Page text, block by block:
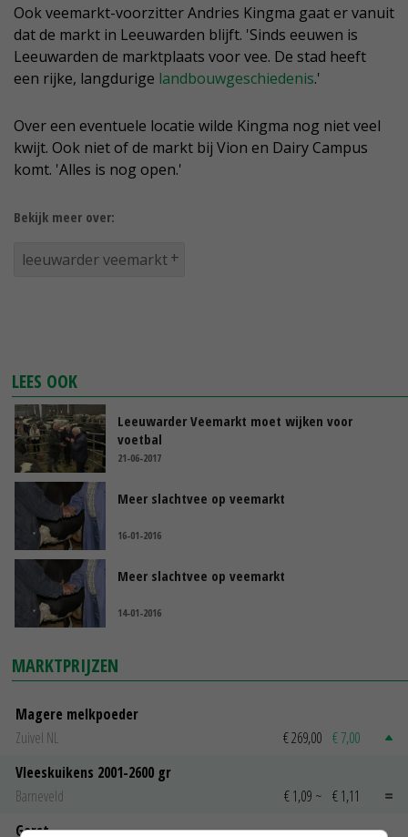
Ook veemarkt-voorzitter Andries Kingma gaat er vanuit
dat de markt in Leeuwarden blijft. 'Sinds eeuwen is
Leeuwarden de marktplaats voor vee. De stad heeft
een rijke, langdurige landbouwgeschiedenis.'
Over een eventuele locatie wilde Kingma nog niet veel
kwijt. Ook niet of de markt bij Vion en Dairy Campus
komt. 'Alles is nog open.'
Bekijk meer over:
leeuwarder veemarkt
LEES OOK
Leeuwarder Veemarkt moet wijken voor
voetbal
21-06-2017
Meer slachtvee op veemarkt
16-01-2016
Meer slachtvee op veemarkt
14-01-2016
MARKTPRIJZEN
Magere melkpoeder
Zuivel NL
€ 269,00 € 7,00
Vleeskuikens 2001-2600 gr
Barneveld
€ 1,09 ~ € 1,11
Gerst